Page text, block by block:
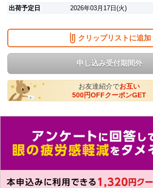
出荷予定日
2026年03月17日(火)
クリップリストに追加
申し込み受付期間外
お友達紹介でお互い
500円OFFクーポンGET